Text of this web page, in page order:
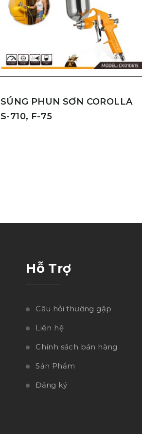
SÚNG PHUN SƠN COROLLA
S-710, F-75
Hỗ Trợ
Câu hỏi thường gặp
Liên hệ
Chính sách bán hàng
Sản Phẩm
Đăng ký